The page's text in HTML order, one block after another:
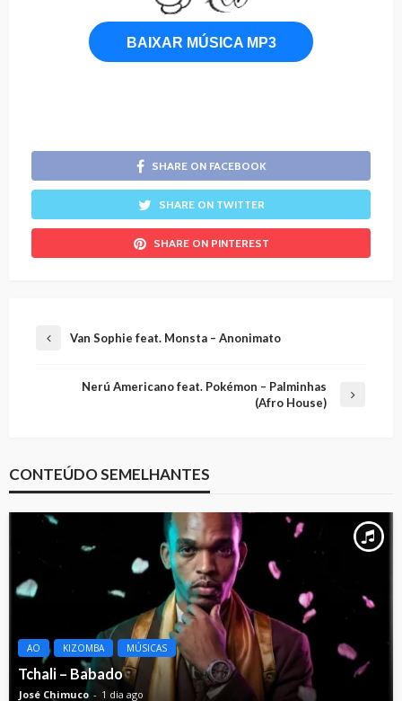
BAIXAR MÚSICA MP3
SHARE ON FACEBOOK
SHARE ON TWITTER
SHARE ON PINTEREST
Van Sophie feat. Monsta – Anonimato
Nerú Americano feat. Pokémon – Palminhas
(Afro House)
CONTEÚDO SEMELHANTES
AO KIZOMBA MÚSICAS
Tchali – Babado
José Chimuco 1 dia ago